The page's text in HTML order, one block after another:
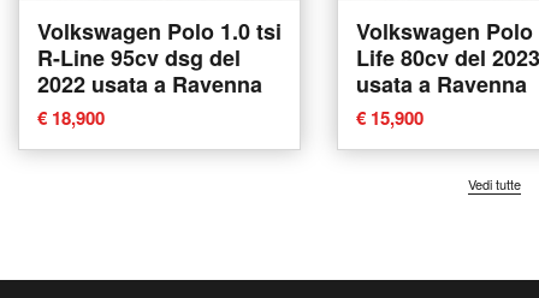
Volkswagen Polo 1.0 tsi
R-Line 95cv dsg del
2022 usata a Ravenna
€ 18,900
Volkswagen Polo
Life 80cv del 2023
usata a Ravenna
€ 15,900
Vedi tutte